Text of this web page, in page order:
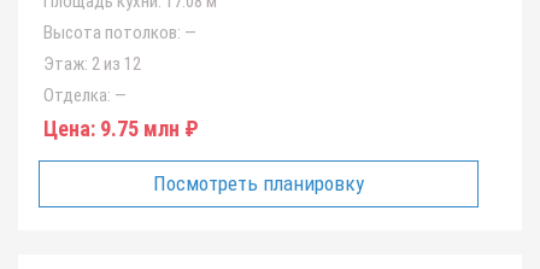
Высота потолков: —
Этаж: 2 из 12
Отделка: —
Цена: 9.75 млн ₽
Посмотреть планировку